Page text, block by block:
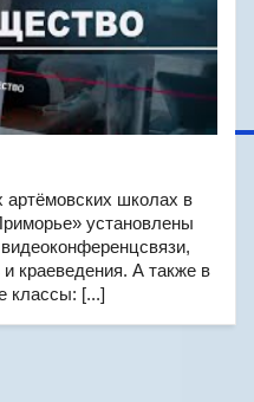
артёмовских школах в
установлены
краеведения. А также в
классы: [...]